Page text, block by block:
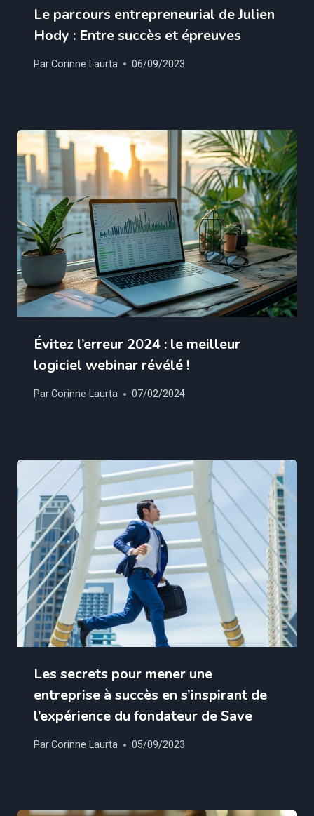
Le parcours entrepreneurial de Julien
Hody : Entre succès et épreuves
ParCorinne Laurta 06/09/2023
Évitez l’erreur 2024 : le meilleur
logiciel webinar révélé !
ParCorinne Laurta 07/02/2024
Les secrets pour mener une
entreprise à succès en s’inspirant de
l’expérience du fondateur de Save
ParCorinne Laurta 05/09/2023